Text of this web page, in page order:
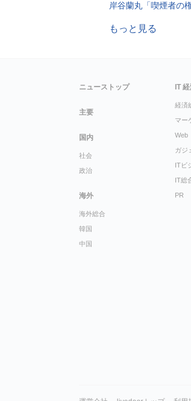
岸谷蘭丸「喫煙者の
もっと見る
ニューストップ
主要
国内
社会
政治
海外
海外総合
韓国
中国
IT
経済
マー
Web
ガジ
ITビ
IT総
PR